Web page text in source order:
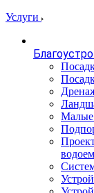
Услуги
Малые